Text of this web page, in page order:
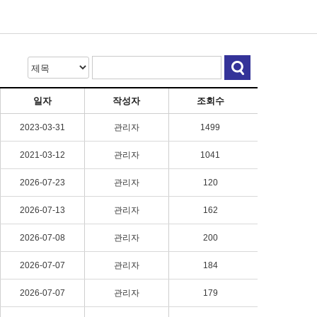
일자 작성자 조회수
2023-03-31 관리자 1499
2021-03-12 관리자 1041
2026-07-23 관리자 120
2026-07-13 관리자 162
2026-07-08 관리자 200
2026-07-07 관리자 184
2026-07-07 관리자 179